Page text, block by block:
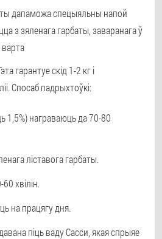
дапаможа спецыяльны напой
з зяленага гарбаты, заваранага ў
гарантуе скід 1-2 кг і
Спосаб падрыхтоўкі:
1,5%) награваюць да 70-80
ліставога гарбаты.
хвілін.
на працягу дня.
піць ваду Сасси, якая спрыяе